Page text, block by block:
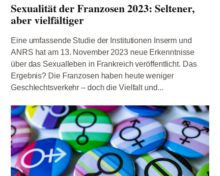
Sexualität der Franzosen 2023: Seltener,
aber vielfältiger
Eine umfassende Studie der Institutionen Inserm und
ANRS hat am 13. November 2023 neue Erkenntnisse
über das Sexualleben in Frankreich veröffentlicht. Das
Ergebnis? Die Franzosen haben heute weniger
Geschlechtsverkehr – doch die Vielfalt und...